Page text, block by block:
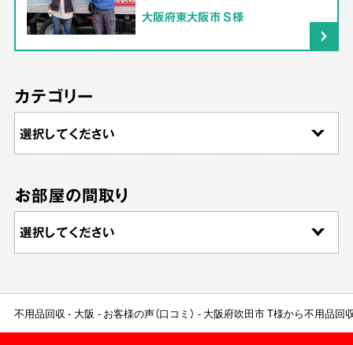
大阪府東大阪市 S様
カテゴリー
お部屋の間取り
不用品回収 大阪 お客様の声（口コミ） 大阪府吹田市 T様から不用品回